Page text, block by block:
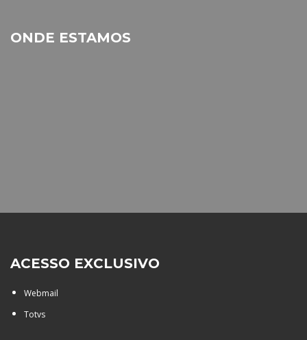
ONDE ESTAMOS
ACESSO EXCLUSIVO
Webmail
Totvs